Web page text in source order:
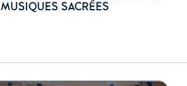
MUSIQUES SACRÉES